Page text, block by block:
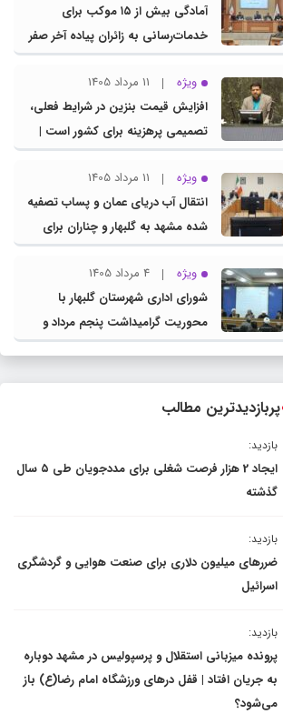
پرورش خراسان رضویآمادگی بیش از ۱۵ موکب برای
خدمات‌رسانی به زائران پیاده آخر صفر
در شهرستان چناران
ویژه
11 مرداد 1405
افزایش قیمت بنزین در شرایط فعلی،
تصمیمی پرهزینه برای کشور است |
دولت، قاچاق سوخت و عوامل اصلی
ناترازی را محدود کند، نه سفره مردم
ویژه
11 مرداد 1405
انتقال آب دریای عمان و پساب تصفیه
شده مشهد به گلبهار و چناران برای
مصارف صنعتی و کشاورزی | لزوم
تسریع در اجرای پروژه‌های قطار و
آزادراه مشهد- گلبهار- چناران
ویژه
4 مرداد 1405
شورای اداری شهرستان گلبهار با
محوریت گرامیداشت پنجم مرداد و
تجلیل از خادمان عرصه نماز برگزار شد
پربازدیدترین مطالب
بازدید:
ایجاد 2 هزار فرصت شغلی برای مددجویان طی ۵ سال
گذشته
بازدید:
ضررهای میلیون دلاری برای صنعت هوایی و گردشگری
اسرائیل
بازدید:
پرونده میزبانی استقلال و پرسپولیس در مشهد دوباره
به جریان افتاد | قفل در‌های ورزشگاه امام رضا(ع) باز
می‌شود؟